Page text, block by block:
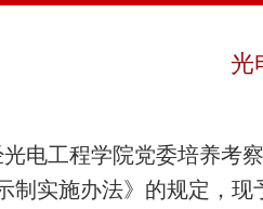
光
光电工程学院党委培养考
制实施办法》的规定，现